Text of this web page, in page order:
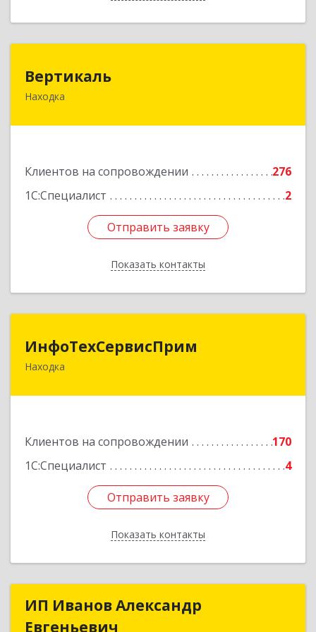
Вертикаль
Находка
Клиентов на сопровождении
276
1С:Специалист
2
Отправить заявку
Показать контакты
Отправить заявку
Назад
ИнфоТехСервисПрим
Находка
Клиентов на сопровождении
170
1С:Специалист
4
Отправить заявку
Показать контакты
Отправить заявку
Назад
ИП Иванов Александр
Евгеньевич
ИП Иванов Александр